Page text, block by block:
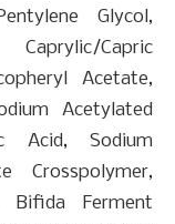
Glycol,
Capric
Acetate,
Acetylated
Acid, Sodium
Crosspolymer,
Bifida Ferment